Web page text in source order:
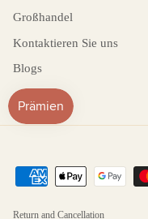
Großhandel
Kontaktieren Sie uns
Blogs
Return and Cancellation